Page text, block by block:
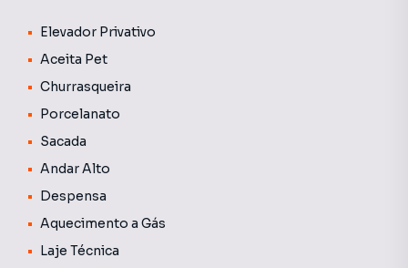
Condomínio com piscina , área gourmet com piscina
Localizado à uma quadra da Av Ayrton Senna, próximo de
todo complexo comercial da região.
Elevador Privativo
Aceita Pet
Churrasqueira
Porcelanato
Sacada
Andar Alto
Despensa
Aquecimento a Gás
Laje Técnica